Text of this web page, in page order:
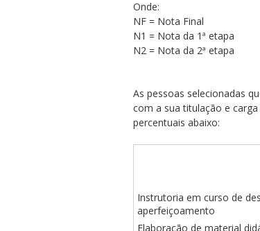
Onde:
NF = Nota Final
N1 = Nota da 1ª etapa
N2 = Nota da 2ª etapa
As pessoas selecionadas
com a sua titulação e
percentuais abaixo:
Instrutoria em curso de
aperfeiçoamento
Elaboração de material